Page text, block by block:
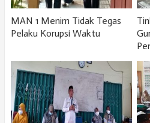
MAN 1 Menim Tidak Tegas
Pelaku Korupsi Waktu